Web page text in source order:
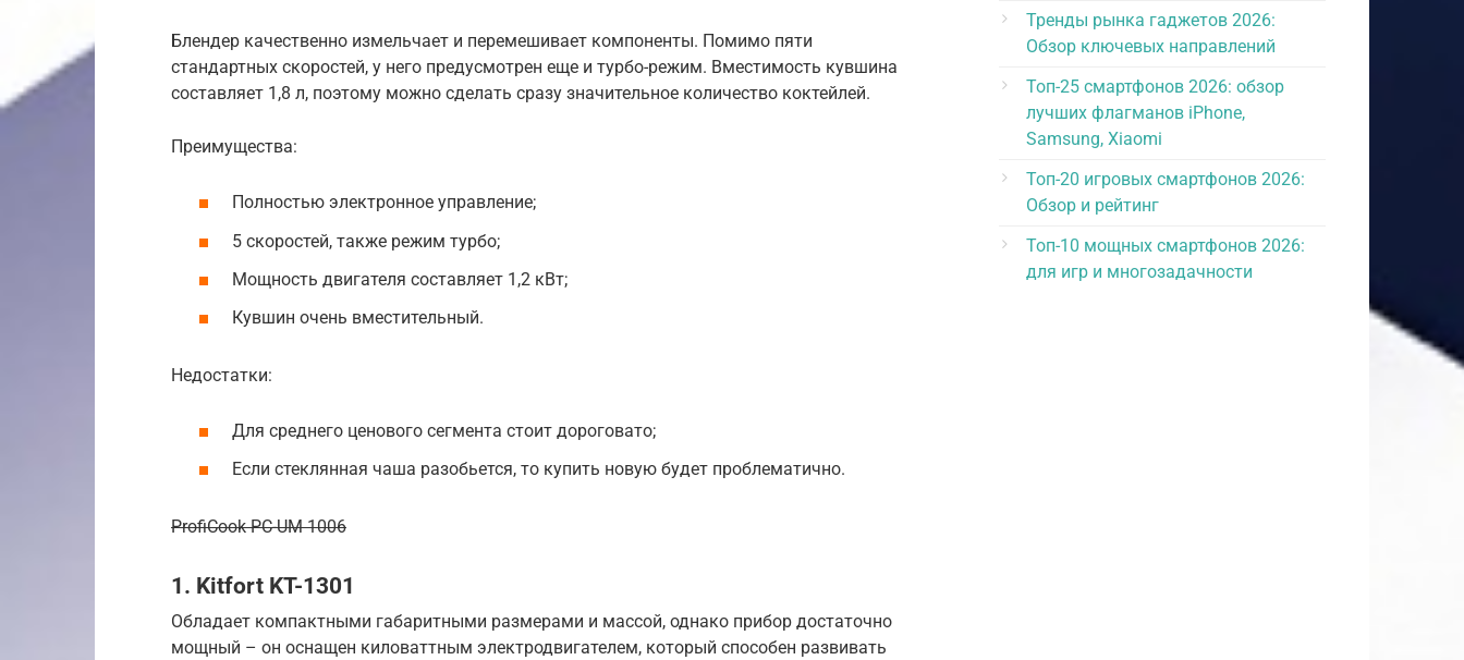
Блендер качественно измельчает и перемешивает компоненты. Помимо пяти
стандартных скоростей, у него предусмотрен еще и турбо-режим. Вместимость кувшина
составляет 1,8 л, поэтому можно сделать сразу значительное количество коктейлей.
Преимущества:
Полностью электронное управление;
5 скоростей, также режим турбо;
Мощность двигателя составляет 1,2 кВт;
Кувшин очень вместительный.
Недостатки:
Для среднего ценового сегмента стоит дороговато;
Если стеклянная чаша разобьется, то купить новую будет проблематично.
ProfiCook PC-UM 1006
1. Kitfort KT-1301
Обладает компактными габаритными размерами и массой, однако прибор достаточно
мощный – он оснащен киловаттным электродвигателем, который способен развивать
Тренды рынка гаджетов 2026:
Обзор ключевых направлений
Топ-25 смартфонов 2026: обзор
лучших флагманов iPhone,
Samsung, Xiaomi
Топ-20 игровых смартфонов 2026:
Обзор и рейтинг
Топ-10 мощных смартфонов 2026:
для игр и многозадачности